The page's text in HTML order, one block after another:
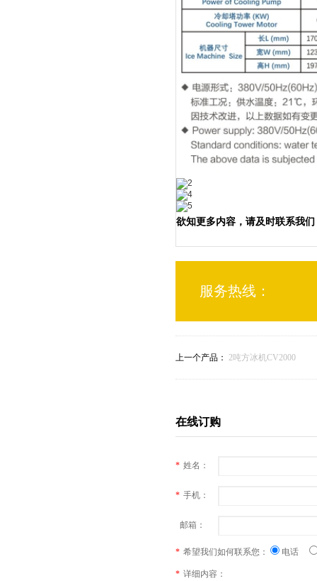
欲知更多内容，请及时联系我
服务热线：
上一个产品： 2吨方冰机CV2000
在线订购
* 姓名：
* 手机：
邮箱：
* 希望我们如何联系您： 电话
* 详细内容：